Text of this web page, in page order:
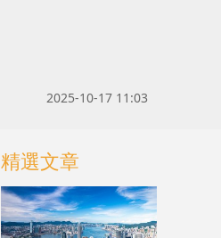
2025-10-17 11:03
精選文章